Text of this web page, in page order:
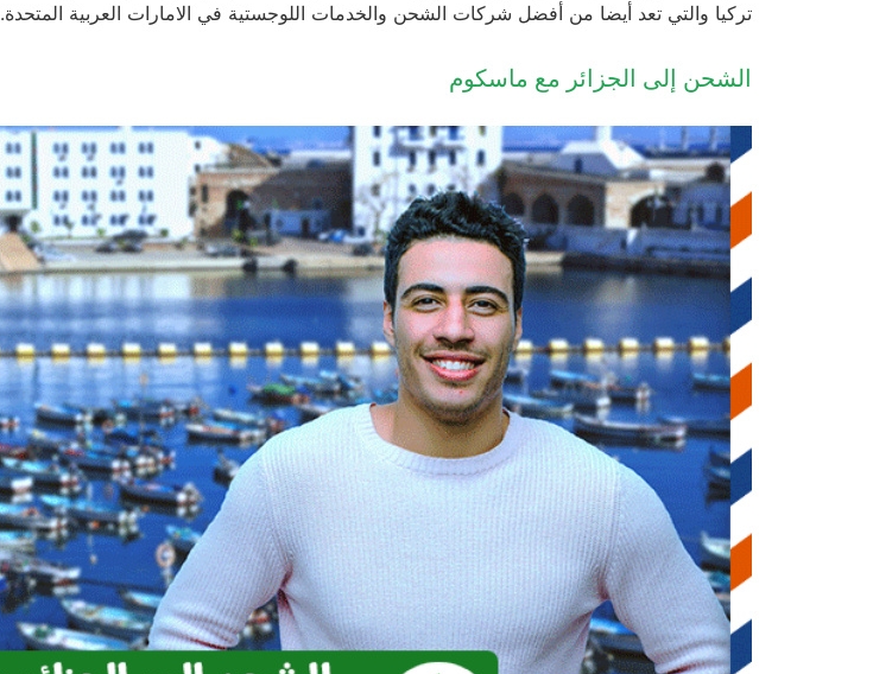
تركيا والتي تعد أيضا من أفضل شركات الشحن والخدمات اللوجستية في الامارات العربية المتحدة.
الشحن إلى الجزائر مع ماسكوم